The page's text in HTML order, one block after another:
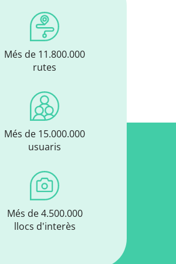
Més de 11.800.000
rutes
Més de 15.000.000
usuaris
Més de 4.500.000
llocs d'interès